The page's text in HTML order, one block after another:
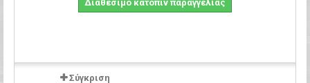
Διαθέσιμο κατόπιν παραγγελίας
Σύγκριση